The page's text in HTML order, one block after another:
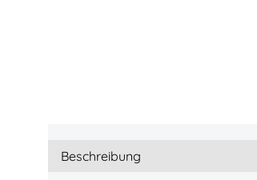
Beschreibung